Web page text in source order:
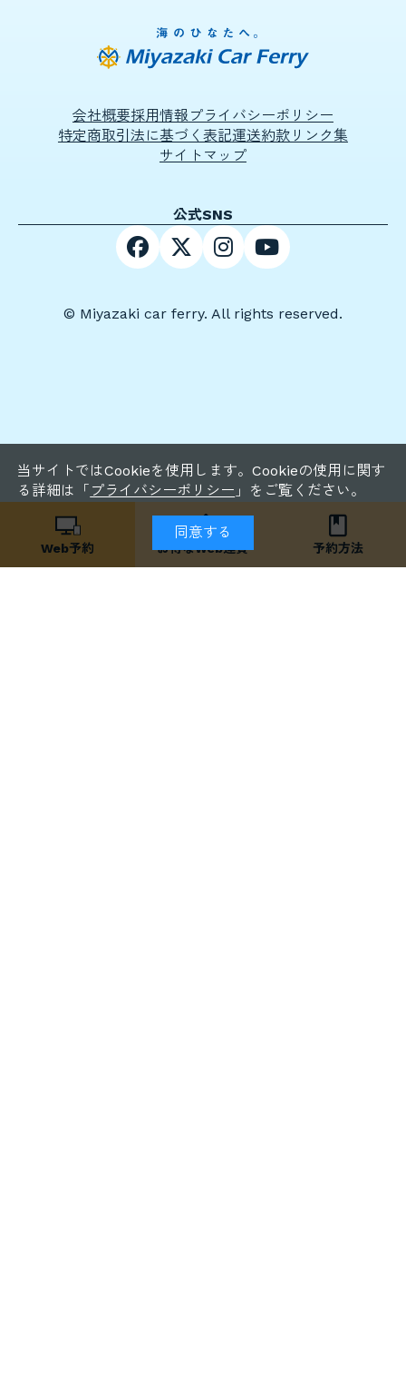
当サイトではCookieを使用します。Cookieの使用に関す
る詳細は「 プライバシーポリシー 」をご覧ください。
同意する
会社概要採用情報プライバシーポリシー
特定商取引法に基づく表記運送約款リンク集
サイトマップ
公式SNS
© Miyazaki car ferry. All rights reserved.
Web予約 お得なWeb運賃 予約方法